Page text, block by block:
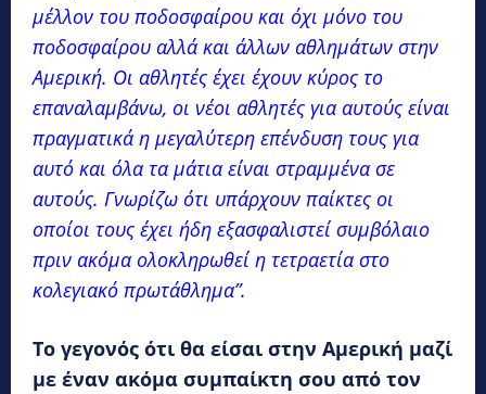
μέλλον του ποδοσφαίρου και όχι μόνο του
ποδοσφαίρου αλλά και άλλων αθλημάτων στην
Αμερική. Οι αθλητές έχει έχουν κύρος το
επαναλαμβάνω, οι νέοι αθλητές για αυτούς είναι
πραγματικά η μεγαλύτερη επένδυση τους για
αυτό και όλα τα μάτια είναι στραμμένα σε
αυτούς. Γνωρίζω ότι υπάρχουν παίκτες οι
οποίοι τους έχει ήδη εξασφαλιστεί συμβόλαιο
πριν ακόμα ολοκληρωθεί η τετραετία στο
κολεγιακό πρωτάθλημα”.
Το γεγονός ότι θα είσαι στην Αμερική μαζί
με έναν ακόμα συμπαίκτη σου από τον